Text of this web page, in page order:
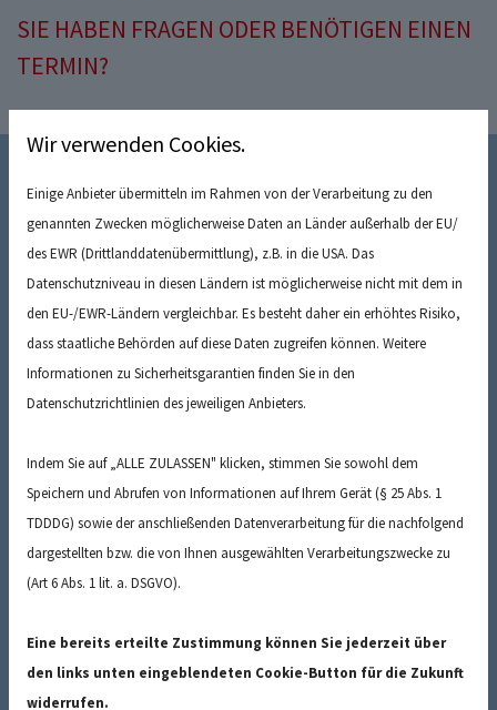
SIE HABEN FRAGEN ODER BENÖTIGEN EINEN
TERMIN?
SENDEN SIE UNS EINE NACHRICHT:
Ich habe die Datenschutzerklärungzur
Kenntnis genommen und stimme der
Verarbeitung meiner Daten zu. *
Wir verwenden Cookies.
Einige Anbieter übermitteln im Rahmen von der Verarbeitung zu den
genannten Zwecken möglicherweise Daten an Länder außerhalb der EU/
des EWR (Drittlanddatenübermittlung), z.B. in die USA. Das
Datenschutzniveau in diesen Ländern ist möglicherweise nicht mit dem in
den EU-/EWR-Ländern vergleichbar. Es besteht daher ein erhöhtes Risiko,
dass staatliche Behörden auf diese Daten zugreifen können. Weitere
Informationen zu Sicherheitsgarantien finden Sie in den
Datenschutzrichtlinien des jeweiligen Anbieters.
Indem Sie auf „ALLE ZULASSEN" klicken, stimmen Sie sowohl dem
Speichern und Abrufen von Informationen auf Ihrem Gerät (§ 25 Abs. 1
TDDDG) sowie der anschließenden Datenverarbeitung für die nachfolgend
dargestellten bzw. die von Ihnen ausgewählten Verarbeitungszwecke zu
(Art 6 Abs. 1 lit. a. DSGVO).
Eine bereits erteilte Zustimmung können Sie jederzeit über
den links unten eingeblendeten Cookie-Button für die Zukunft
widerrufen.